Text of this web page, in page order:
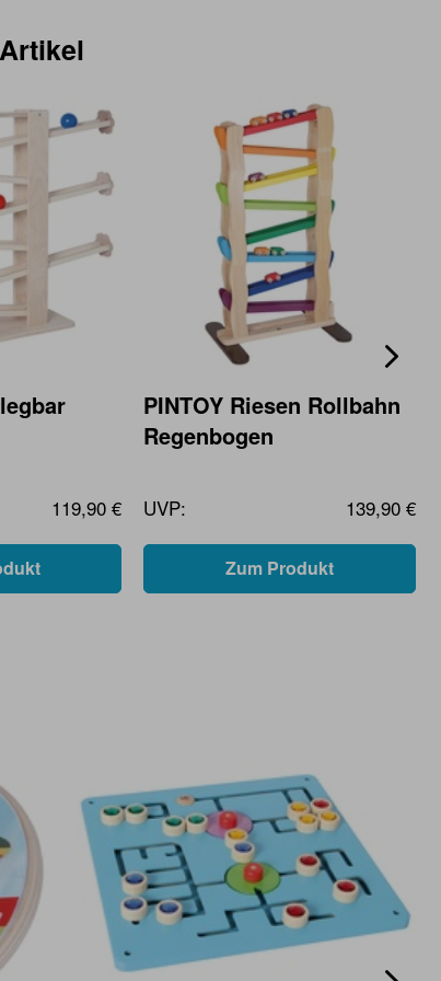
119,90 €
PINTOY Riesen Rollbahn
Regenbogen
UVP: 139,90 €
Zum Produkt